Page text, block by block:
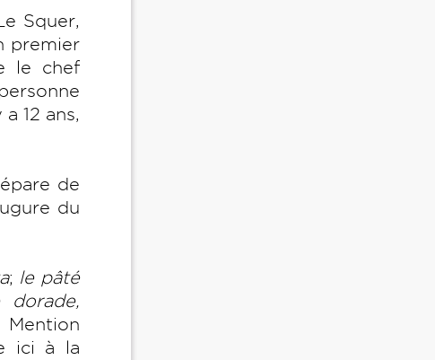
Squer,
premier
le chef
12 ans,
de
du
; le pâté
dorade,
ici à la